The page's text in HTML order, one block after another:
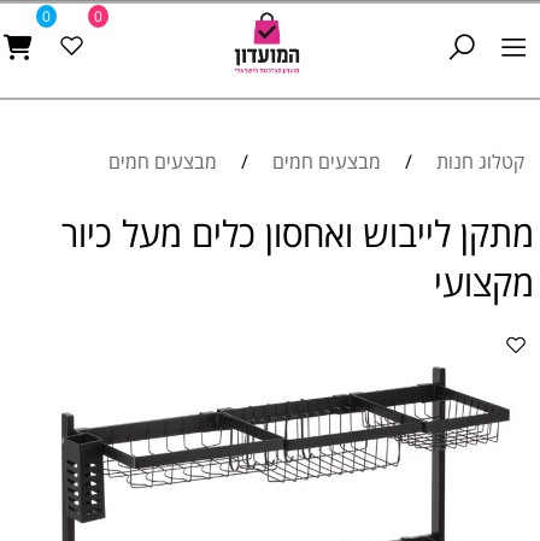
0 0
קטלוג חנות / מבצעים חמים / מבצעים חמים
מתקן לייבוש ואחסון כלים מעל כיור
מקצועי